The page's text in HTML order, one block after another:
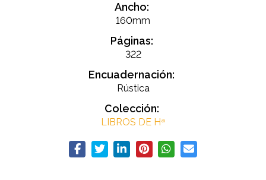
Ancho:
160mm
Páginas:
322
Encuadernación:
Rústica
Colección:
LIBROS DE Hª